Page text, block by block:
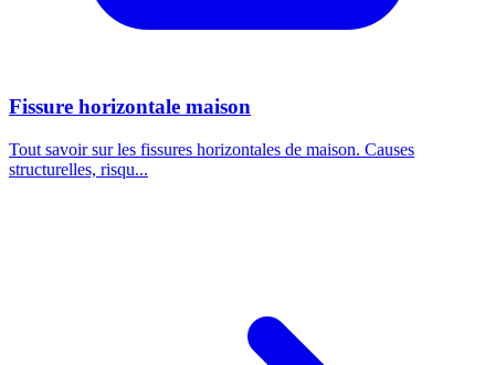
Fissure horizontale maison
Tout savoir sur les fissures horizontales de maison. Causes
structurelles, risqu...